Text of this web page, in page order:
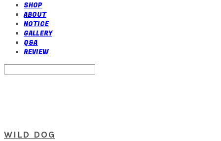
SHOP
ABOUT
NOTICE
GALLERY
Q&A
REVIEW
WILD DOG